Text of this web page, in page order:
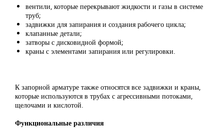
вентили, которые перекрывают жидкости и газы в системе
труб;
задвижки для запирания и создания рабочего цикла;
клапанные детали;
затворы с дисковидной формой;
краны с элементами запирания или регулировки.
К запорной арматуре также относятся все задвижки и краны,
которые используются в трубах с агрессивными потоками,
щелочами и кислотой.
Функциональные различия